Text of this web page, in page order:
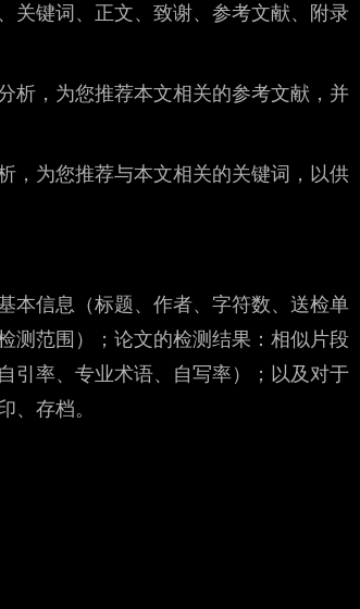
关键词、正文、致谢、参考文献、附录
析，为您推荐本文相关的参考文献，并
，为您推荐与本文相关的关键词，以供
本信息（标题、作者、字符数、送检单
测范围）；论文的检测结果：相似片段
引率、专业术语、自写率）；以及对于
、存档。